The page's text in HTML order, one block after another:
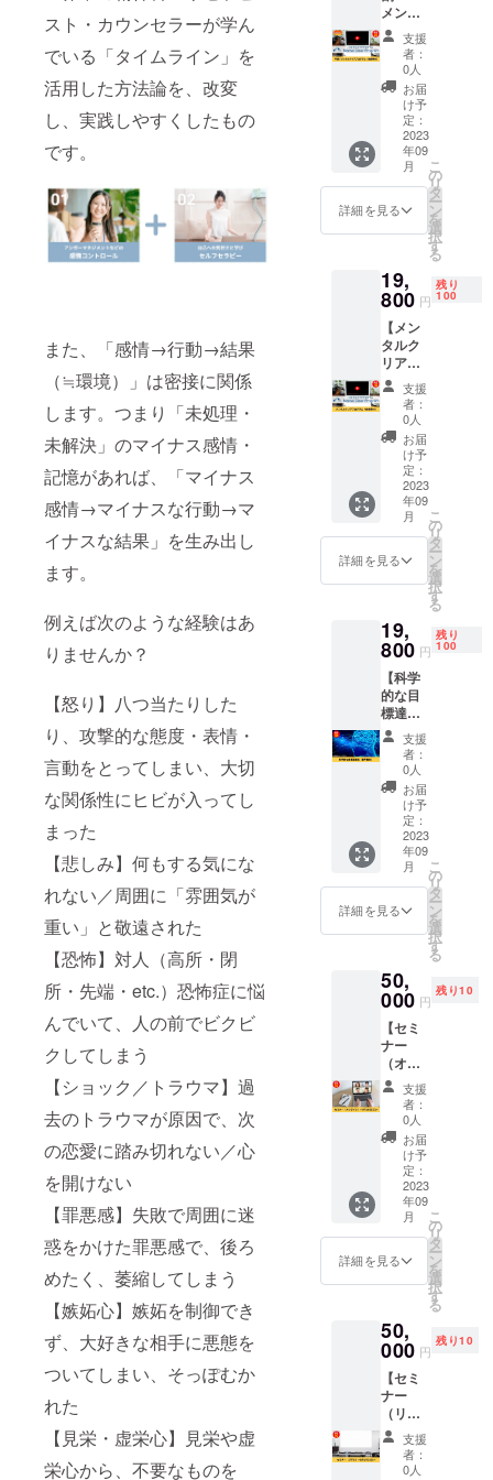
スト・カウンセラーが学ん
でいる「タイムライン」を
活用した方法論を、改変
し、実践しやすくしたもの
です。
また、「感情→行動→結果
（≒環境）」は密接に関係
します。つまり「未処理・
未解決」のマイナス感情・
記憶があれば、「マイナス
感情→マイナスな行動→マ
イナスな結果」を生み出し
ます。
例えば次のような経験はあ
りませんか？
【怒り】八つ当たりした
り、攻撃的な態度・表情・
言動をとってしまい、大切
な関係性にヒビが入ってし
まった
【悲しみ】何もする気にな
れない／周囲に「雰囲気が
重い」と敬遠された
【恐怖】対人（高所・閉
所・先端・etc.）恐怖症に悩
んでいて、人の前でビクビ
クしてしまう
【ショック／トラウマ】過
去のトラウマが原因で、次
の恋愛に踏み切れない／心
を開けない
【罪悪感】失敗で周囲に迷
惑をかけた罪悪感で、後ろ
めたく、萎縮してしまう
【嫉妬心】嫉妬を制御でき
ず、大好きな相手に悪態を
ついてしまい、そっぽむか
れた
【見栄・虚栄心】見栄や虚
栄心から、不要なものを
イナス
感情を
解消で
きま
す。 視
聴方
法：
YouTub
e （限
定公開
URLを
メール
画尺：
各章約
30～90
分 公開
期間：
2023年
9月～
2024年
8月 ※法
令に基
づく医
療、診
療行為
ではご
ざいま
効果に
は個人
すこと
を予め
ご了承
くださ
い。
アプロ
グラム
をしっ
かり学
びたい
という
方にお
すすめ
のリ
ターン
です。
受講テ
ので、
より内
容を理
解しや
すくな
り、ご
自身の
ペース
で受
講・実
践する
ことが
できま
す。 視
聴方
法：
YouTub
メール
でご連
絡しま
す） 動
画尺：
約4時間
公開期
間：
2023年
9月～
2024年
8月 ※受
講テキ
スト
（PDF
ウン
ロード
でご連
絡しま
す。 ※
法令に
基づく
医療、
診療行
為では
ござい
ませ
ん。効
果には
個人差
がござ
います
予めご
了承く
メンタ
ルクリ
アプロ
グラム
（動画
材）】
早割で
お得！
通常リ
ターン
価格よ
り5,000
円
メンタ
ルクリ
アプロ
グラム
をしっ
かり学
びたい
という
方にお
すすめ
のリ
ターン
です。
受講テ
キスト
もお送
りする
解しや
すくな
り、ご
自身の
ペース
で受
講・実
践する
ことが
できま
す。 視
聴方
法：
YouTub
e （限
定公開
URLを
す） 動
画尺：
約4時間
公開期
間：
2023年
9月～
2024年
8月 ※受
講テキ
スト
（PDF
）はダ
ウン
ロード
メール
でご連
法令に
基づく
医療、
診療行
為では
ござい
ませ
ん。効
果には
支援
者：
0人
お届
け予
定：
2023
年09
月
詳細を見る
こ
の
リ
タ
ー
ン
を
選
択
す
る
19,
800 円
残り
100
【メン
タルク
リアプ
ログラ
ム（動
画教
材）】
メンタ
ルクリ
アプロ
グラム
をしっ
かり学
びたい
という
方にお
のリ
ターン
です。
受講テ
キスト
もお送
りする
ので、
より内
容を理
解しや
すくな
り、ご
自身の
ペース
で受
講・実
す。 視
聴方
法：
YouTub
e （限
定公開
URLを
メール
でご連
絡しま
す） 動
画尺：
約4時間
公開期
間：
2023年
9月～
スト
（PDF
）はダ
ウン
ロード
URLを
メール
でご連
絡しま
支援
者：
0人
お届
け予
定：
2023
年09
月
詳細を見る
こ
の
リ
タ
ー
ン
を
選
択
す
る
19,
800 円
残り
100
【科学
的な目
標達成
術（音
声教
材）】
目標を
達成す
る方法
を認知
心理
学、脳
科学を
もとに
説明し
ます。
コーチ
ングを
学んで
お仕事
や日常
生活の
パ
フォー
マンス
を向上
させま
しょ
う。 受
講テキ
ストも
お送り
するの
しやす
くな
り、ご
自身の
ペース
で受
講・実
践する
ことが
支援
者：
0人
お届
け予
定：
2023
年09
月
詳細を見る
こ
の
リ
タ
ー
ン
を
選
択
す
る
50,
000 円
残り10
【セミ
ナー
（オン
ライ
ン）＝9
月10日
(日)＝】
クラウ
ドファ
ンディ
ング特
別企画
とし
て、メ
ンタル
クリア
ラムを
対面で
受講で
きるセ
ミナー
を開催
しま
す。 オ
ンライ
支援
者：
0人
お届
け予
定：
2023
年09
月
詳細を見る
こ
の
リ
タ
ー
ン
を
選
択
す
る
50,
000 円
残り10
【セミ
ナー
（リア
ル）＝9
月17日
(日)＝】
支援
者：
0人